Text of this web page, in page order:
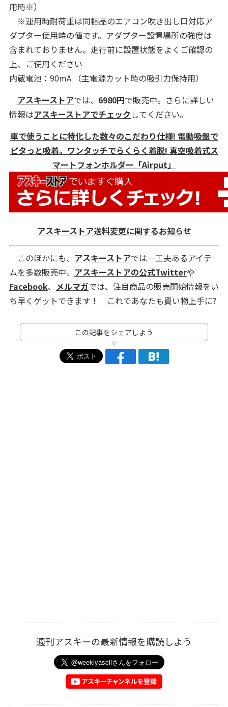
用時※）
※運用時耐荷重は同梱品のエアコン吹き出し口対応ア
ダプター使用時の値です。アダプター設置場所の強度は
含まれておりません。走行前に設置状態をよくご確認の
上、ご使用ください
内蔵電池：90mA （主電源カット時の吸引力保持用）
アスキーストアでは、 6980円で販売中。さらに詳しい
情報はアスキーストアでチェックしてください。
車で使うことに特化した数々のこだわり仕様! 電動吸盤で
ピタっと吸着。ワンタッチでらくらく着脱! 真空吸着式ス
マートフォンホルダー「Airput」
アスキーストア送料変更に関するお知らせ
このほかにも、 アスキーストアでは一工夫あるアイテ
ムを多数販売中。 アスキーストアの公式Twitterや
Facebook、 メルマガでは、注目商品の販売開始情報をい
ち早くゲットできます！ これであなたも買い物上手に?
この記事をシェアしよう
週刊アスキーの最新情報を購読しよう